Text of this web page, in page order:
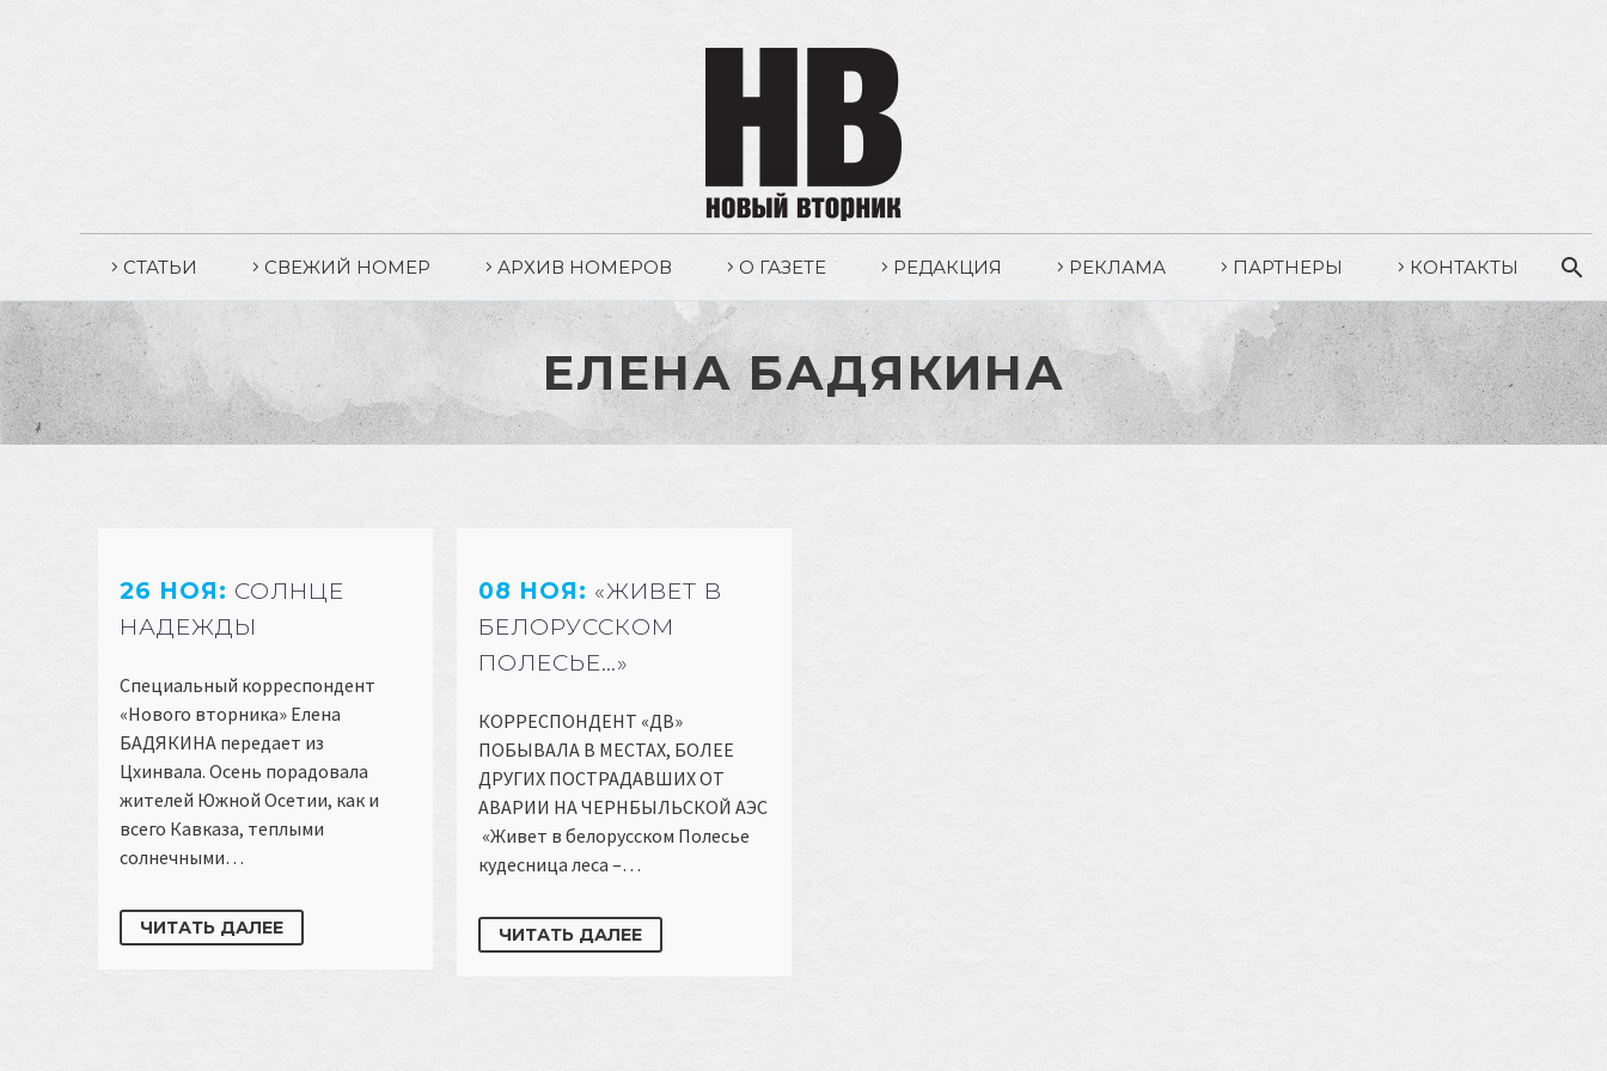
СТАТЬИ СВЕЖИЙ НОМЕР АРХИВ НОМЕРОВ О ГАЗЕТЕ РЕДАКЦИЯ РЕКЛАМА ПАРТНЕРЫ КОНТАКТЫ
ЕЛЕНА БАДЯКИНА
26 НОЯ: СОЛНЦЕ
НАДЕЖДЫ
Специальный корреспондент
«Нового вторника» Елена
БАДЯКИНА передает из
Цхинвала. Осень порадовала
жителей Южной Осетии, как и
всего Кавказа, теплыми
солнечными…
ЧИТАТЬ ДАЛЕЕ
08 НОЯ: «ЖИВЕТ В
БЕЛОРУССКОМ
ПОЛЕСЬЕ…»
КОРРЕСПОНДЕНТ «ДВ»
ПОБЫВАЛА В МЕСТАХ, БОЛЕЕ
ДРУГИХ ПОСТРАДАВШИХ ОТ
АВАРИИ НА ЧЕРНБЫЛЬСКОЙ АЭС
«Живет в белорусском Полесье
кудесница леса –…
ЧИТАТЬ ДАЛЕЕ